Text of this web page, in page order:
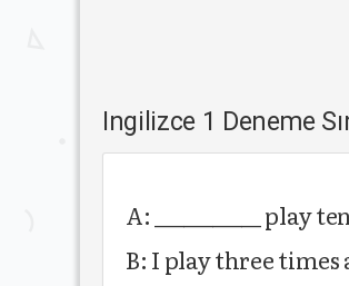
Ingilizce 1 Deneme
A: ___________ play
B: I play three times